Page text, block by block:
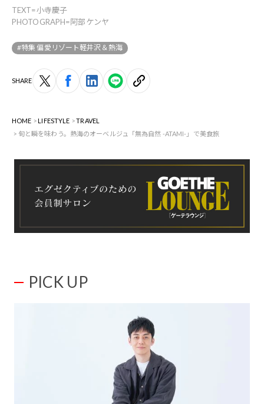
TEXT=小寺慶子
PHOTOGRAPH=阿部ケンヤ
#特集 偏愛リゾート軽井沢＆熱海
SHARE
HOME LIFESTYLE
TRAVEL
旬と瞬を味わう。熱海のオーベルジュ「無為自然 -ATAMI-」で美食旅
PICK UP